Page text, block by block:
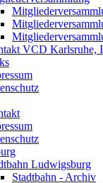
VCD Karlsruhe,
Ludwigsburg
Stadtbahn - Archiv